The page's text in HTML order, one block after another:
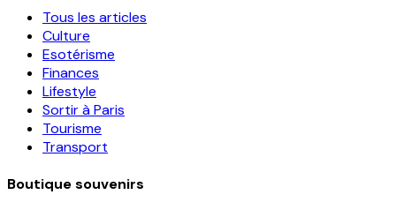
Tous les articles
Culture
Esotérisme
Finances
Lifestyle
Sortir à Paris
Tourisme
Transport
Boutique souvenirs